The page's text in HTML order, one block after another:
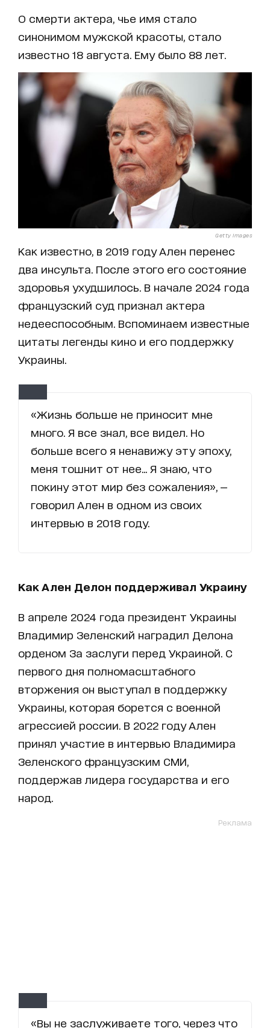
О смерти актера, чье имя стало
синонимом мужской красоты, стало
известно 18 августа. Ему было 88 лет.
Getty Images
Как известно, в 2019 году Ален перенес
два инсульта. После этого его состояние
здоровья ухудшилось. В начале 2024 года
французский суд признал актера
недееспособным. Вспоминаем известные
цитаты легенды кино и его поддержку
Украины.
«Жизнь больше не приносит мне
много. Я все знал, все видел. Но
больше всего я ненавижу эту эпоху,
меня тошнит от нее... Я знаю, что
покину этот мир без сожаления», —
говорил Ален в одном из своих
интервью в 2018 году.
Как Ален Делон поддерживал Украину
В апреле 2024 года президент Украины
Владимир Зеленский наградил Делона
орденом За заслуги перед Украиной. С
первого дня полномасштабного
вторжения он выступал в поддержку
Украины, которая борется с военной
агрессией россии. В 2022 году Ален
принял участие в интервью Владимира
Зеленского французским СМИ,
поддержав лидера государства и его
народ.
Реклама
«Вы не заслуживаете того, через что